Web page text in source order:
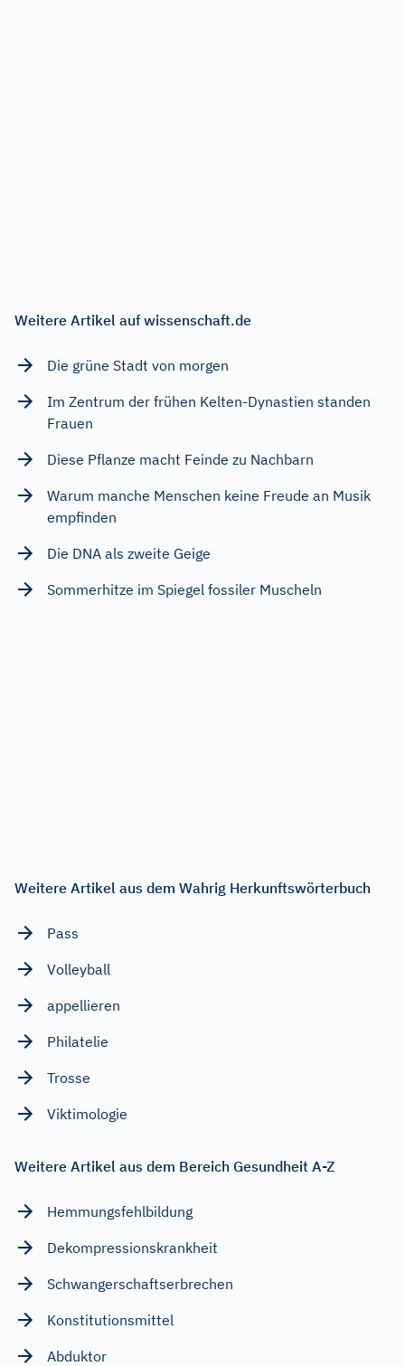
Weitere Artikel auf wissenschaft.de
Die grüne Stadt von morgen
Im Zentrum der frühen Kelten-Dynastien standen
Frauen
Diese Pflanze macht Feinde zu Nachbarn
Warum manche Menschen keine Freude an Musik
empfinden
Die DNA als zweite Geige
Sommerhitze im Spiegel fossiler Muscheln
Weitere Artikel aus dem Wahrig Herkunftswörterbuch
Pass
Volleyball
appellieren
Philatelie
Trosse
Viktimologie
Weitere Artikel aus dem Bereich Gesundheit A-Z
Hemmungsfehlbildung
Dekompressionskrankheit
Schwangerschaftserbrechen
Konstitutionsmittel
Abduktor